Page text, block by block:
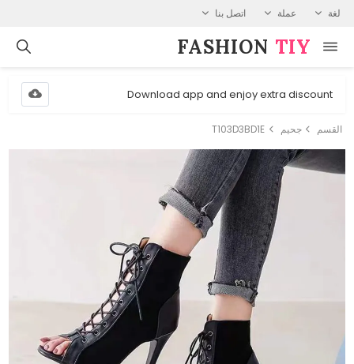
لغة عملة اتصل بنا
FASHION⁠ TIY
Download app and enjoy extra discount
القسم جحيم T103D3BD1E